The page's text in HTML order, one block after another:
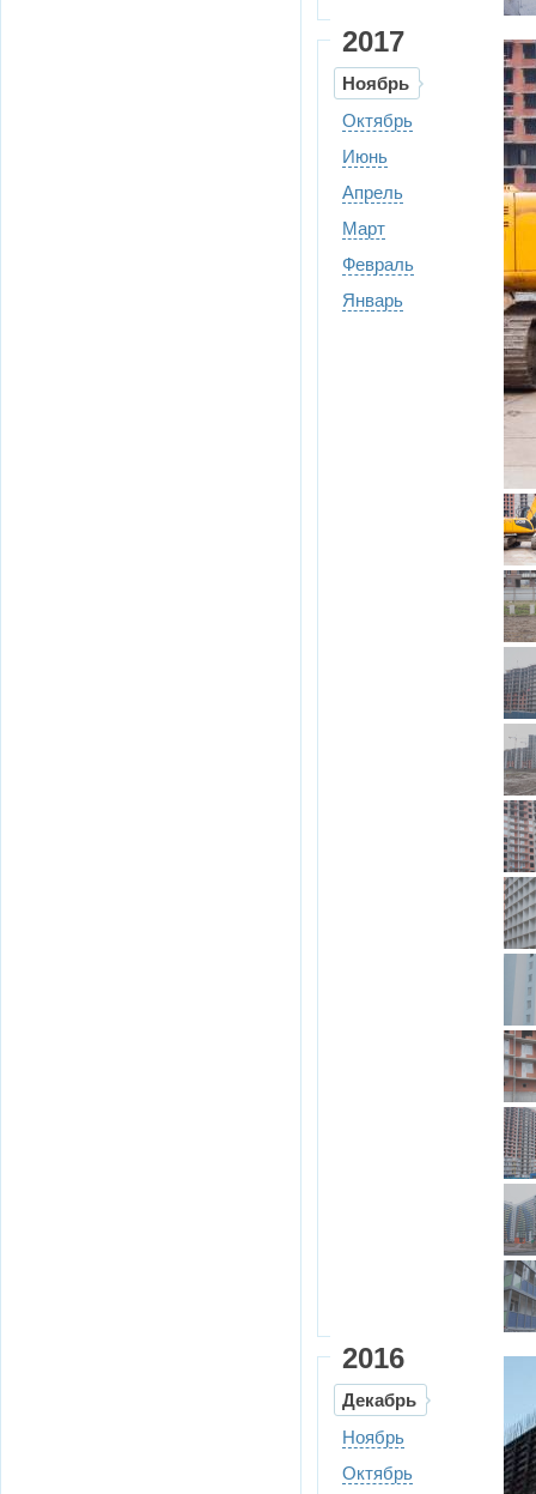
2017
Ноябрь
Октябрь
Июнь
Апрель
Март
Февраль
Январь
2016
Декабрь
Ноябрь
Октябрь